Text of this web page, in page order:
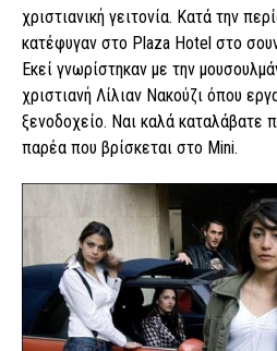
χριστιανική γειτονία. Κατά την
κατέφυγαν στο Plaza Hotel στο
Εκεί γνωρίστηκαν με την
χριστιανή Λίλιαν Νακούζι όπου
ξενοδοχείο. Ναι καλά καταλάβατε
παρέα που βρίσκεται στο Mini.